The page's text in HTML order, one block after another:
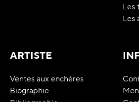
Les
Les
ARTISTE
Ventes aux enchères
Biographie